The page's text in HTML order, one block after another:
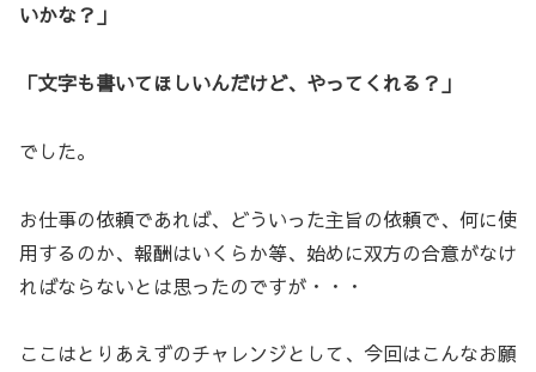
いかな？」
「文字も書いてほしいんだけど、やってくれる？」
でした。
お仕事の依頼であれば、どういった主旨の依頼で、何に使
用するのか、報酬はいくらか等、始めに双方の合意がなけ
ればならないとは思ったのですが・・・
ここはとりあえずのチャレンジとして、今回はこんなお願